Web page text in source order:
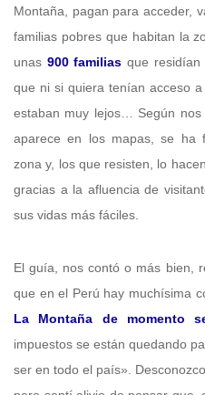
Montaña, pagan para acceder,
familias pobres que habitan la
unas 900 familias que
que ni si quiera tenían acceso
estaban muy lejos… Según
aparece en los mapas, se ha
zona y, los que resisten, lo
gracias a la afluencia de
sus vidas más fáciles.
El guía, nos contó o más bien,
que en el Perú hay muchísima
La Montaña de momento
impuestos se están quedando
ser en todo el país».